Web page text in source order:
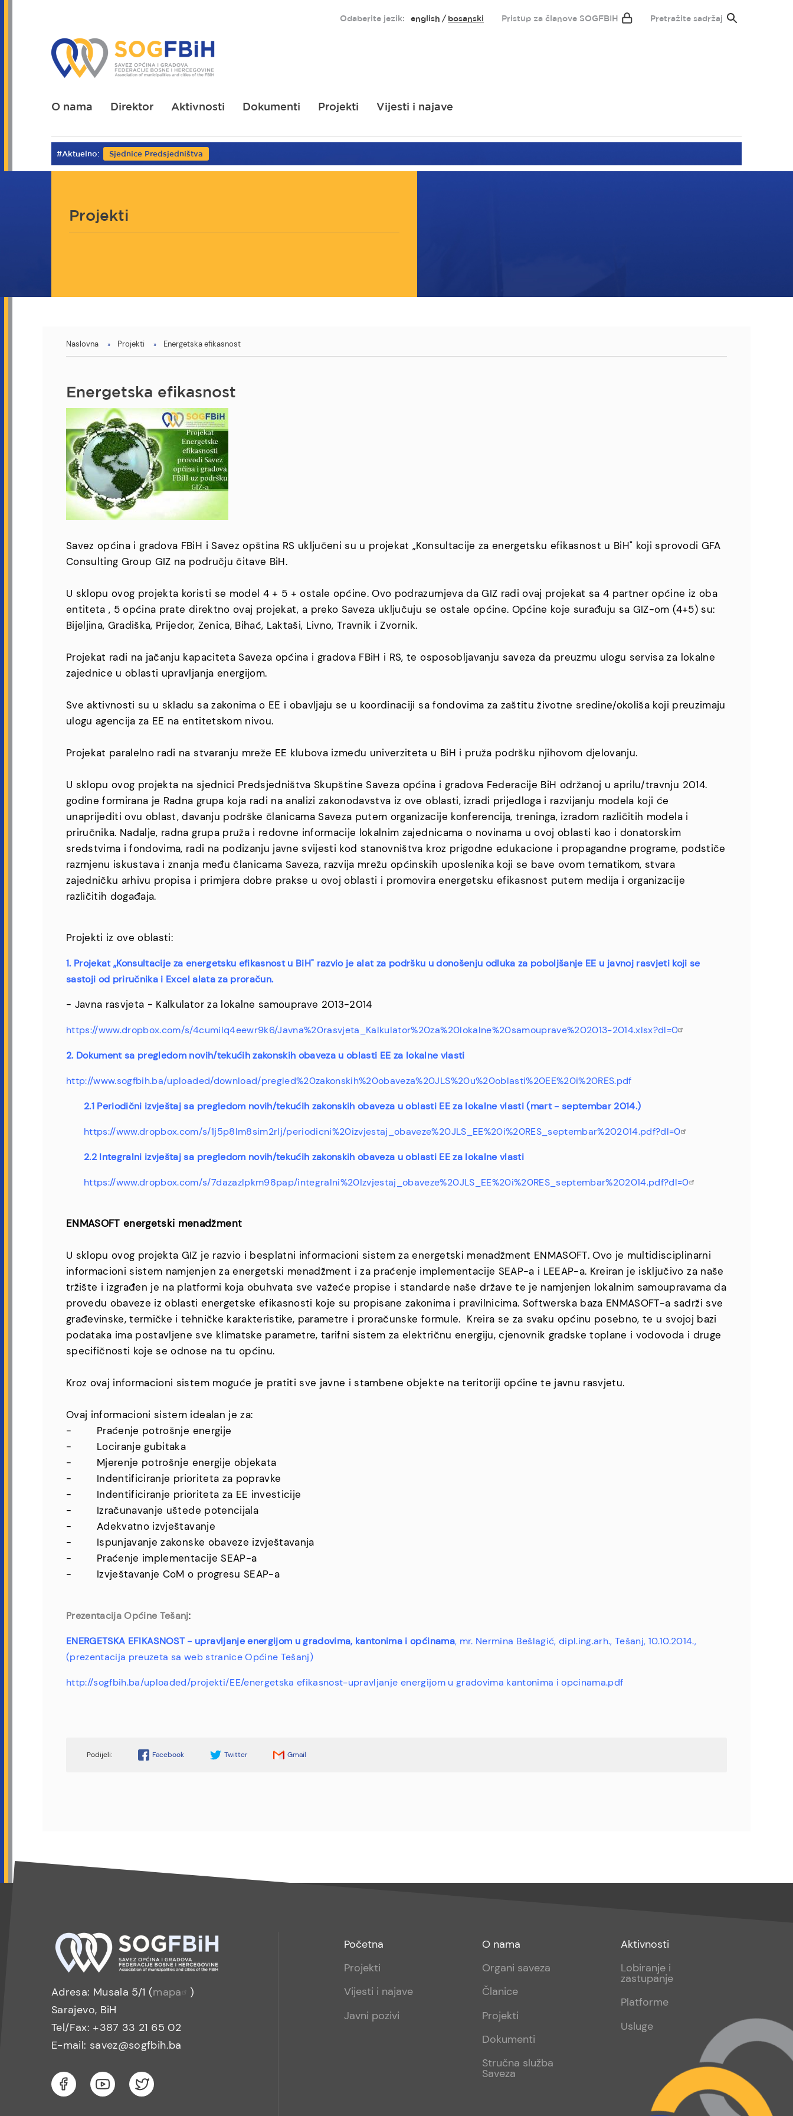
Odaberite jezik: english bosanski Pristup za članove SOGFBIH Pretražite sadržaj
O nama Direktor Aktivnosti Dokumenti Projekti Vijesti i najave
#Aktuelno: Sjednice Predsjedništva
Projekti
You
Naslovna Projekti Energetska efikasnost
Energetska efikasnost
Savez općina i gradova FBiH i Savez opština RS uključeni su u projekat „Konsultacije za energetsku efikasnost u BiH" koji sprovodi GFA
Consulting Group GIZ na području čitave BiH.
U sklopu ovog projekta koristi se model 4 + 5 + ostale općine. Ovo podrazumjeva da GIZ radi ovaj projekat sa 4 partner općine iz oba
entiteta , 5 općina prate direktno ovaj projekat, a preko Saveza uključuju se ostale općine. Općine koje surađuju sa GIZ-om (4+5) su:
Bijeljina, Gradiška, Prijedor, Zenica, Bihać, Laktaši, Livno, Travnik i Zvornik.
Projekat radi na jačanju kapaciteta Saveza općina i gradova FBiH i RS, te osposobljavanju saveza da preuzmu ulogu servisa za lokalne
zajednice u oblasti upravljanja energijom.
Sve aktivnosti su u skladu sa zakonima o EE i obavljaju se u koordinaciji sa fondovima za zaštitu životne sredine/okoliša koji preuzimaju
ulogu agencija za EE na entitetskom nivou.
Projekat paralelno radi na stvaranju mreže EE klubova između univerziteta u BiH i pruža podršku njihovom djelovanju.
U sklopu ovog projekta na sjednici Predsjedništva Skupštine Saveza općina i gradova Federacije BiH održanoj u aprilu/travnju 2014.
godine formirana je Radna grupa koja radi na analizi zakonodavstva iz ove oblasti, izradi prijedloga i razvijanju modela koji će
unaprijediti ovu oblast, davanju podrške članicama Saveza putem organizacije konferencija, treninga, izradom različitih modela i
priručnika. Nadalje, radna grupa pruža i redovne informacije lokalnim zajednicama o novinama u ovoj oblasti kao i donatorskim
sredstvima i fondovima, radi na podizanju javne svijesti kod stanovništva kroz prigodne edukacione i propagandne programe, podstiče
razmjenu iskustava i znanja među članicama Saveza, razvija mrežu općinskih uposlenika koji se bave ovom tematikom, stvara
zajedničku arhivu propisa i primjera dobre prakse u ovoj oblasti i promovira energetsku efikasnost putem medija i organizacije
različitih događaja.
Projekti iz ove oblasti:
1. Projekat „Konsultacije za energetsku efikasnost u BiH" razvio je alat za podršku u donošenju odluka za poboljšanje EE u javnoj rasvjeti koji se
sastoji od priručnika i Excel alata za proračun.
- Javna rasvjeta - Kalkulator za lokalne samouprave 2013-2014
https://www.dropbox.com/s/4cumilq4eewr9k6/Javna%20rasvjeta_Kalkulator%20za%20lokalne%20samouprave%202013-2014.xlsx?dl=0
2. Dokument sa pregledom novih/tekućih zakonskih obaveza u oblasti EE za lokalne vlasti
http://www.sogfbih.ba/uploaded/download/pregled%20zakonskih%20obaveza%20JLS%20u%20oblasti%20EE%20i%20RES.pdf
2.1 Periodični izvještaj sa pregledom novih/tekućih zakonskih obaveza u oblasti EE za lokalne vlasti (mart - septembar 2014.)
https://www.dropbox.com/s/1j5p8lm8sim2rlj/periodicni%20izvjestaj_obaveze%20JLS_EE%20i%20RES_septembar%202014.pdf?dl=0
2.2 Integralni izvještaj sa pregledom novih/tekućih zakonskih obaveza u oblasti EE za lokalne vlasti
https://www.dropbox.com/s/7dazazlpkm98pap/integralni%20Izvjestaj_obaveze%20JLS_EE%20i%20RES_septembar%202014.pdf?dl=0
ENMASOFT energetski menadžment
U sklopu ovog projekta GIZ je razvio i besplatni informacioni sistem za energetski menadžment ENMASOFT. Ovo je multidisciplinarni
informacioni sistem namjenjen za energetski menadžment i za praćenje implementacije SEAP-a i LEEAP-a. Kreiran je isključivo za naše
tržište i izgrađen je na platformi koja obuhvata sve važeće propise i standarde naše države te je namjenjen lokalnim samoupravama da
provedu obaveze iz oblasti energetske efikasnosti koje su propisane zakonima i pravilnicima. Softwerska baza ENMASOFT-a sadrži sve
građevinske, termičke i tehničke karakteristike, parametre i proračunske formule. Kreira se za svaku općinu posebno, te u svojoj bazi
podataka ima postavljene sve klimatske parametre, tarifni sistem za električnu energiju, cjenovnik gradske toplane i vodovoda i druge
specifičnosti koje se odnose na tu općinu.
Kroz ovaj informacioni sistem moguće je pratiti sve javne i stambene objekte na teritoriji općine te javnu rasvjetu.
Ovaj informacioni sistem idealan je za:
- Praćenje potrošnje energije
- Lociranje gubitaka
- Mjerenje potrošnje energije objekata
- Indentificiranje prioriteta za popravke
- Indentificiranje prioriteta za EE investicije
- Izračunavanje uštede potencijala
- Adekvatno izvještavanje
- Ispunjavanje zakonske obaveze izvještavanja
- Praćenje implementacije SEAP-a
- Izvještavanje CoM o progresu SEAP-a
Prezentacija Općine Tešanj:
ENERGETSKA EFIKASNOST - upravljanje energijom u gradovima, kantonima i općinama, mr. Nermina Bešlagić, dipl.ing.arh., Tešanj, 10.10.2014.,
(prezentacija preuzeta sa web stranice Općine Tešanj)
http://sogfbih.ba/uploaded/projekti/EE/energetska efikasnost-upravljanje energijom u gradovima kantonima i opcinama.pdf
Facebook Twitter Gmail
Adresa: Musala 5/1 (mapa
)
Sarajevo, BiH
Tel/Fax: +387 33 21 65 02
E-mail: savez@sogfbih.ba
Footer
menu
Početna
Projekti
Vijesti i najave
Javni pozivi
Footer
sub
O nama
Organi saveza
Članice
Projekti
Dokumenti
Stručna služba
Saveza
Footer
sub
Aktivnosti
Lobiranje i
zastupanje
Platforme
Usluge